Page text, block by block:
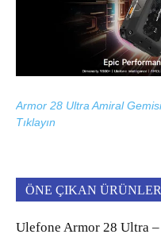
Armor 28 Ultra Amiral
Tıklayın
ÖNE ÇIKAN ÜRÜNLER
Ulefone Armor 28 Ultra